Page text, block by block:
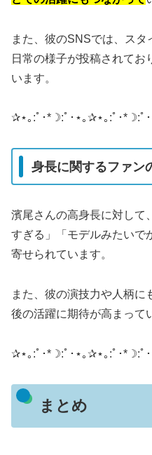
また、彼のSNSでは、ス
日常の様子が投稿されてお
います。
​​✰⋆｡:ﾟ･*☽:ﾟ･⋆｡✰⋆｡:ﾟ･*☽:ﾟ
身長に関するファン
濱尾さんの高身長に対して
すぎる」「モデルみたいで
寄せられています。
また、彼の演技力や人柄に
後の活躍に期待が高まって
​​✰⋆｡:ﾟ･*☽:ﾟ･⋆｡✰⋆｡:ﾟ･*☽:ﾟ
まとめ